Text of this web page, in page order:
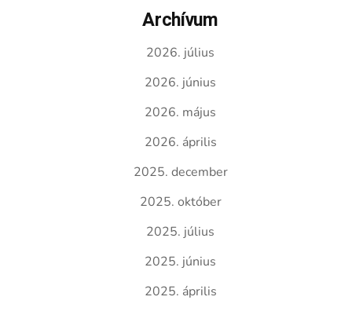
Archívum
2026. július
2026. június
2026. május
2026. április
2025. december
2025. október
2025. július
2025. június
2025. április